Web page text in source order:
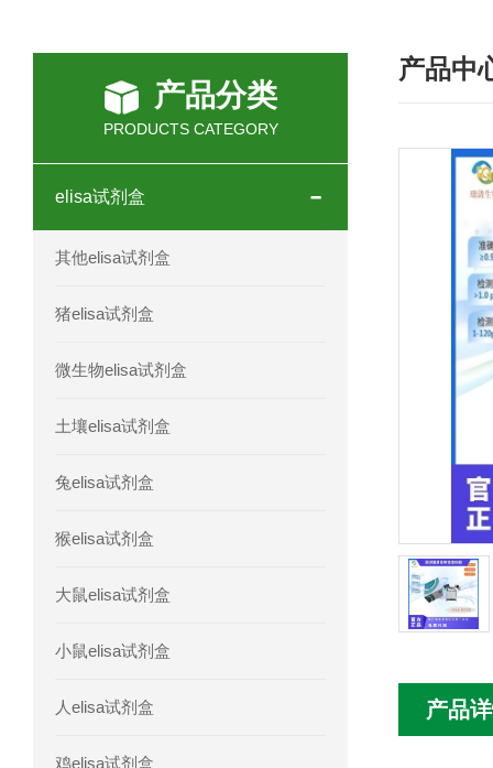
人全式钴氨素2(HTSB2)elisa试剂盒现
人鞘脂(SPH)elisa试剂盒现货速发
人抗卵巢抗体(Anti-OV Ab)elisa试剂盒
人蓝氏贾第虫(GL)elisa试剂盒厂家直销
人疱疹病毒-6型感染(HHV-6)elisa试剂
人囊尾蚴病抗体(CC Ab)elisa试剂盒免
人髓系细胞触发受体-1(TREM-1)elisa
产品分类
PRODUCTS CATEGORY
elisa试剂盒
其他elisa试剂盒
猪elisa试剂盒
微生物elisa试剂盒
土壤elisa试剂盒
兔elisa试剂盒
猴elisa试剂盒
大鼠elisa试剂盒
小鼠elisa试剂盒
人elisa试剂盒
鸡elisa试剂盒
产品中
产品